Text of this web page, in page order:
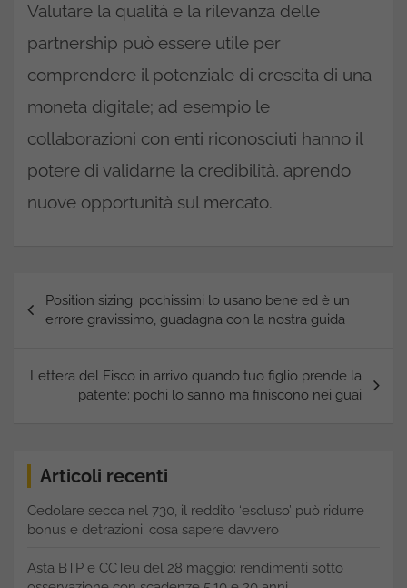
Valutare la qualità e la rilevanza delle
partnership può essere utile per
comprendere il potenziale di crescita di una
moneta digitale; ad esempio le
collaborazioni con enti riconosciuti hanno il
potere di validarne la credibilità, aprendo
nuove opportunità sul mercato.
Navigazione
articoli
Position sizing: pochissimi lo usano bene ed è un
errore gravissimo, guadagna con la nostra guida
Lettera del Fisco in arrivo quando tuo figlio prende la
patente: pochi lo sanno ma finiscono nei guai
Articoli recenti
Cedolare secca nel 730, il reddito ‘escluso’ può ridurre
bonus e detrazioni: cosa sapere davvero
Asta BTP e CCTeu del 28 maggio: rendimenti sotto